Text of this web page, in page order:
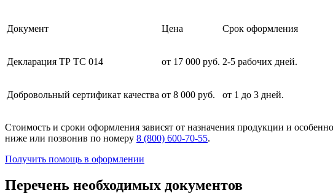
Документ Цена Срок оформления
Декларация ТР ТС 014 от 17 000 руб. 2-5 рабочих дней.
Добровольный сертификат качества от 8 000 руб. от 1 до 3 дней.
Стоимость и сроки оформления зависят от назначения продукции и
ниже или позвонив по номеру 8 (800) 600-70-55.
Получить помощь в оформлении
Перечень необходимых документов